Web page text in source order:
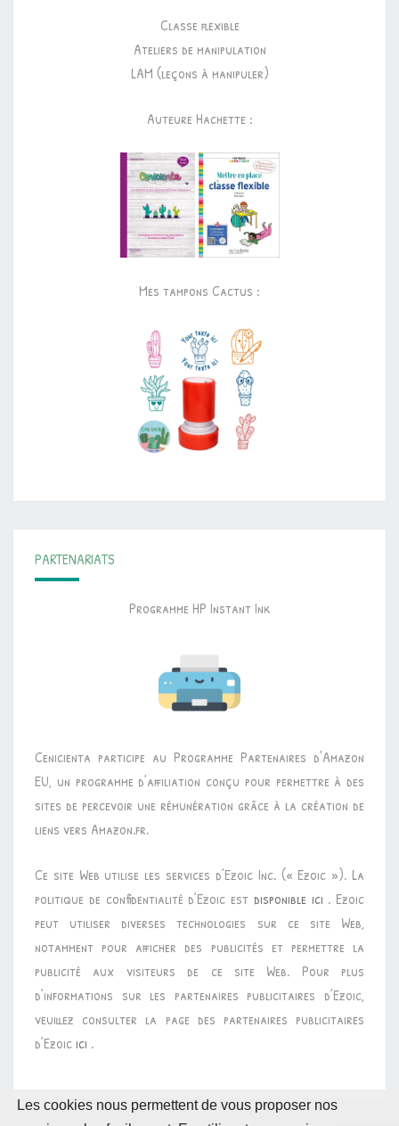
Classe flexible
Ateliers de manipulation
LAM (leçons à manipuler)
Auteure Hachette :
Mes tampons Cactus :
PARTENARIATS
Programme HP Instant Ink
Cenicienta participe au Programme Partenaires d’Amazon
EU, un programme d’affiliation conçu pour permettre à des
sites de percevoir une rémunération grâce à la création de
liens vers Amazon.fr.
Ce site Web utilise les services d’Ezoic Inc. (« Ezoic »). La
politique de confidentialité d’Ezoic est disponible ici . Ezoic
peut utiliser diverses technologies sur ce site Web,
notamment pour afficher des publicités et permettre la
publicité aux visiteurs de ce site Web. Pour plus
d’informations sur les partenaires publicitaires d’Ezoic,
veuillez consulter la page des partenaires publicitaires
d’Ezoic ici .
Les cookies nous permettent de vous proposer nos